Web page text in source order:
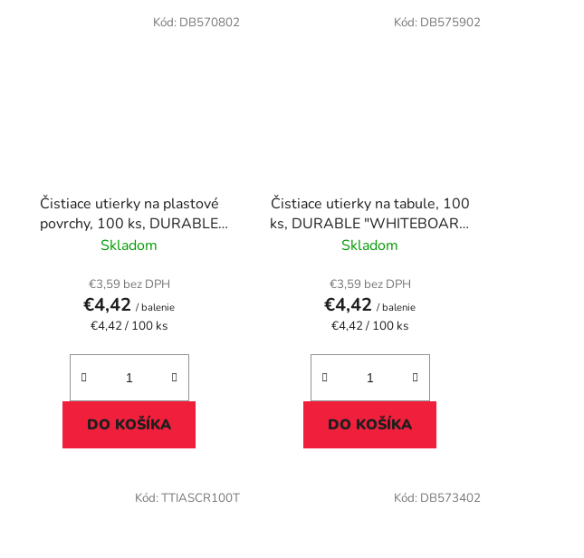
Čistiace utierky na plastové
povrchy, 100 ks, DURABLE
"SUPERCLEAN BOX 100"
Skladom
€3,59 bez DPH
€4,42/ balenie
Jednotková
€4,42 / 100 ks
DO KOŠÍKA
Kód: DB570802
Čistiace utierky na tabule, 100
ks, DURABLE "WHITEBOARD
BOX 100"
Skladom
€3,59 bez DPH
€4,42/ balenie
Jednotková
€4,42 / 100 ks
DO KOŠÍKA
Kód: DB575902
Kód: TTIASCR100T Kód: DB573402